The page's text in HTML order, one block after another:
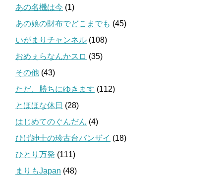
あの名機は今 (1)
あの娘の財布でどこまでも (45)
いがまりチャンネル (108)
おめぇらなんかスロ (35)
その他 (43)
ただ、勝ちにゆきます (112)
とほほな休日 (28)
はじめてのぐんだん (4)
ひげ紳士の珍古台バンザイ (18)
ひとり万発 (111)
まりもJapan (48)